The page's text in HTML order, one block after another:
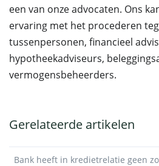
een van onze advocaten. Ons
ervaring met het procederen
tussenpersonen, financieel
hypotheekadviseurs,
vermogensbeheerders.
Gerelateerde artikelen
Bank heeft in kredietrelatie geen